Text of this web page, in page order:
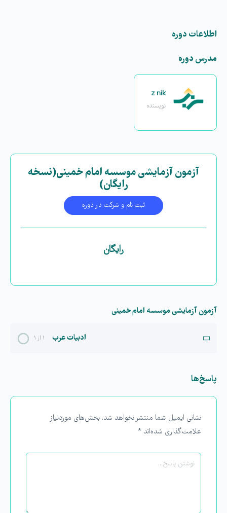
اطلاعات دوره
مدرس دوره
z nik
نویسنده
آزمون آزمایشی موسسه امام خمینی(نسخه
رایگان)
ثبت نام و شرکت در دوره
رایگان
آزمون آزمایشی موسسه امام خمینی
۱ از ۱ ادبیات عرب
پاسخ‌ها
نشانی ایمیل شما منتشر نخواهد شد. بخش‌های موردنیاز
علامت‌گذاری شده‌اند *